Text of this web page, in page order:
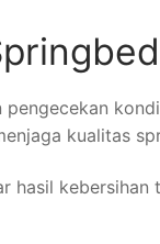
kualitas